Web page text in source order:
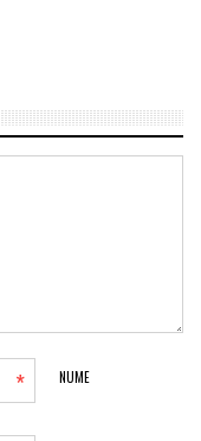
NUME
*